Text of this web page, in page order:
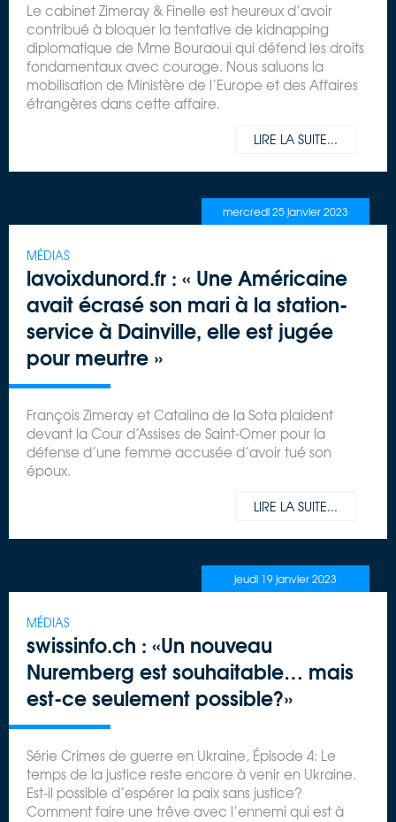
Le cabinet Zimeray & Finelle est heureux d’avoir
contribué à bloquer la tentative de kidnapping
diplomatique de Mme Bouraoui qui défend les droits
fondamentaux avec courage. Nous saluons la
mobilisation de Ministère de l’Europe et des Affaires
étrangères dans cette affaire.
LIRE LA SUITE...
mercredi 25 janvier 2023
MÉDIAS
lavoixdunord.fr : « Une Américaine
avait écrasé son mari à la station-
service à Dainville, elle est jugée
pour meurtre »
François Zimeray et Catalina de la Sota plaident
devant la Cour d’Assises de Saint-Omer pour la
défense d’une femme accusée d’avoir tué son
époux.
LIRE LA SUITE...
jeudi 19 janvier 2023
MÉDIAS
swissinfo.ch : «Un nouveau
Nuremberg est souhaitable… mais
est-ce seulement possible?»
Série Crimes de guerre en Ukraine, Épisode 4: Le
temps de la justice reste encore à venir en Ukraine.
Est-il possible d’espérer la paix sans justice?
Comment faire une trêve avec l’ennemi qui est à